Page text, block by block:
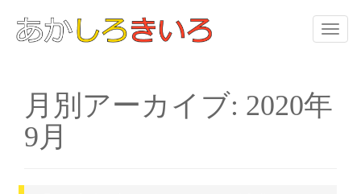
Toggle
月別アーカイブ: 2020年
9月